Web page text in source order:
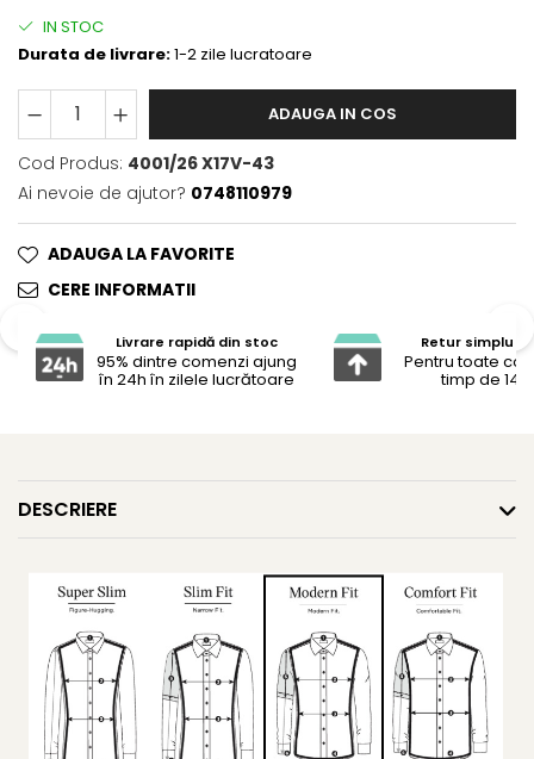
IN STOC
Durata de livrare:1-2 zile lucratoare
ADAUGA IN COS
Cod Produs: 4001/26 X17V-43
Ai nevoie de ajutor? 0748110979
ADAUGA LA FAVORITE
CERE INFORMATII
Livrare rapidă din stoc
95% dintre comenzi ajung
în 24h în zilele lucrătoare
Retur simplu și
Pentru toate
timp de 14
DESCRIERE